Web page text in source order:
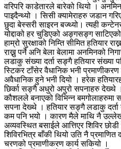
वरिपरि काडेतारले बारेको थियो ।
पाइदैन्थ्यो । सिसी क्यामेराहरु जडान
छुदा बेस्सरी साइरन बज्थ्यो। त्यही
योद्दाको हर चुडिएको अङ्गसङ्ग साटिएको
हाम्रो सुरक्षाको निम्ति सीमित हतियार
राख्नु पर्ने अनि बेला बेलामा अनमिनको
लडाकु संख्या दर्ता सङ्गै हतियार संख्या
स्टिकर टाँसेर वैधानिक भनी प्रमाणीकरण
अवैधानिक हुने भनी दियो । हरेक
छिर्का सङ्गै अधुरो अपुरो सपनाहरु देख्थे
कौशलले बनाएको विभिन्न बमगोलाहरुमा
सपना देख्थे । हतियार सङ्गै लडाकु दर्ता
कम पनि भयो । कारण मैले माथि नै
अव्यवस्थित बसाईले आत्तिएर शिविर
शिविरभित्र बाँकी थियो उति नै प्रमाणित
चरणको प्रमाणीकरण कार्य सकियो ।